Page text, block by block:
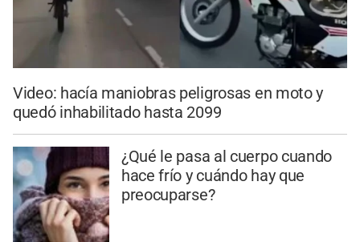
Video: hacía maniobras peligrosas en moto y
quedó inhabilitado hasta 2099
¿Qué le pasa al cuerpo cuando
hace frío y cuándo hay que
preocuparse?